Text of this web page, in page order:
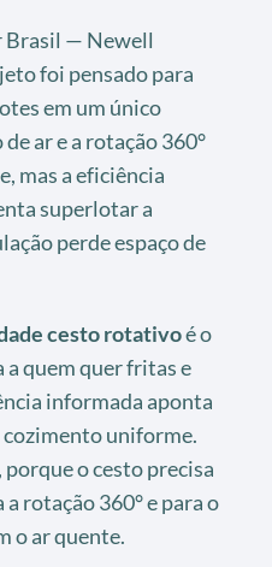
Brasil — Newell
foi pensado para
em um único
ar e a rotação 360°
mas a eficiência
superlotar a
perde espaço de
cesto rotativoé o
a quem quer fritas e
informada aponta
cozimento uniforme.
o cesto precisa
rotação 360° e para o
o ar quente.